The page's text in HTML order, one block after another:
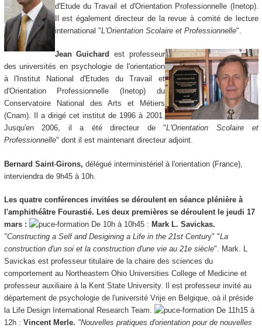
d'Etude du Travail et d'Orientation Professionnelle (Inetop).
Il est également directeur de la revue à comité de lecture
international "L'Orientation Scolaire et Professionnelle".
Jean Guichard
est professeur
des universités en psychologie de l'orientation
à l'Institut National d'Etudes du Travail et
d'Orientation Professionnelle (Inetop) du
Conservatoire National des Arts et Métiers
(Cnam). Il a dirigé cet institut de 1996 à 2001.
Jusqu'en 2006, il a été directeur de "L'Orientation Scolaire et
Professionnelle" dont il est maintenant directeur adjoint.
Bernard Saint-Girons, délégué interministériel à l'orientation (France),
interviendra de 9h45 à 10h.
Les quatre conférences invitées se déroulent en séance plénière à
l'amphithéâtre Fourastié. Les deux premières se déroulent le jeudi 17
mars :
De 10h à 10h45 : Mark L. Savickas.
"Constructing a Self and Desigining a Life in the 21st Century" "La
construction d'un soi et la construction d'une vie au 21e siècle". Mark. L
Savickas est professeur titulaire de la chaire des sciences du
comportement au Northeastern Ohio Universities College of Medicine et
professeur auxiliaire à la Kent State University. Il est professeur invité au
département de psychologie de l'université Vrije en Belgique, oà il préside
la Life Design International Research Team.
De 11h15 à
12h : Vincent Merle. "Nouvelles pratiques d'orientation pour de nouvelles